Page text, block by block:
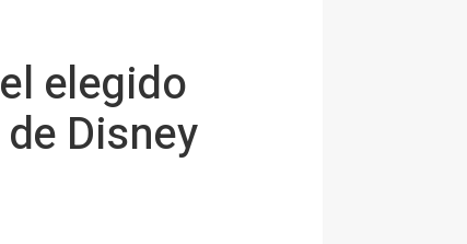
elegido
Disney